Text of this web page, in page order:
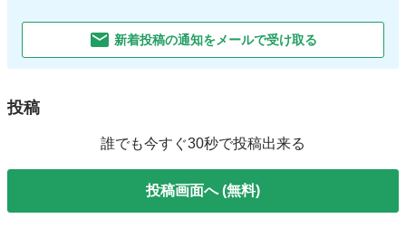
新着投稿の通知をメールで受け取る
投稿
誰でも今すぐ30秒で投稿出来る
投稿画面へ (無料)